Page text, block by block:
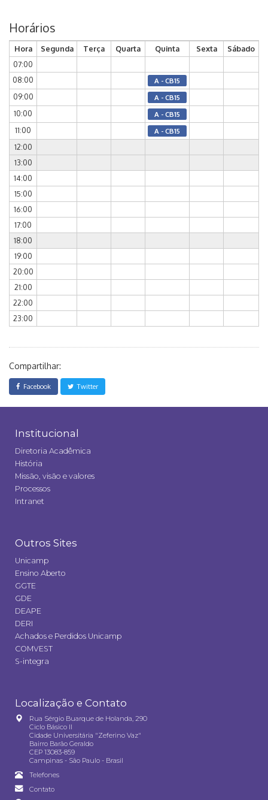
Horários
Hora Segunda Terça Quarta Quinta Sexta
Sábado
07:00
08:00
A - CB15
09:00 A - CB15
10:00 A - CB15
11:00 A - CB15
12:00
13:00
14:00
15:00
16:00
17:00
18:00
19:00
20:00
21:00
22:00
23:00
Compartilhar:
Facebook Twitter
Institucional
Diretoria Acadêmica
História
Missão, visão e valores
Processos
Intranet
Outros Sites
Unicamp
Ensino Aberto
GGTE
GDE
DEAPE
DERI
Achados e Perdidos Unicamp
COMVEST
S-integra
Localização e Contato
Rua Sérgio Buarque de Holanda, 290
Ciclo Básico II
Cidade Universitária "Zeferino Vaz"
Bairro Barão Geraldo
CEP 13083-859
Campinas - São Paulo - Brasil
Telefones
Contato